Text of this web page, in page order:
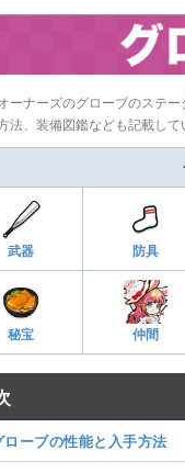
ーナーズのグローブのステ
法、装備図鑑なども記載して
武器 防具
秘宝 仲間
ーブの性能と入手方法